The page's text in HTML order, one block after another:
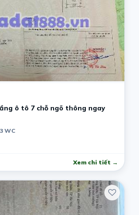
ô tô 7 chỗ ngõ thông ngay
WC
Xem chi tiết →